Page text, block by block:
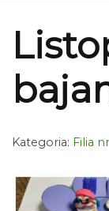
Kategoria: Filia